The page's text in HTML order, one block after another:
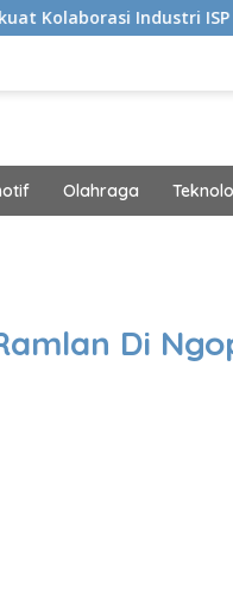
ISP
Olahraga
Di